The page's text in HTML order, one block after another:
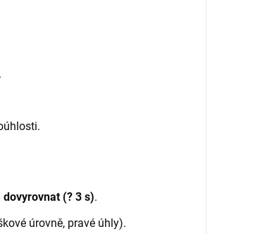
dovyrovnat (? 3 s).
úrovně, pravé úhly).